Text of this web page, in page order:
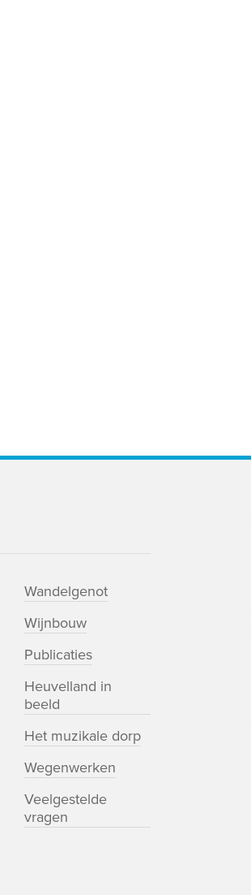
Wandelgenot
Wijnbouw
Publicaties
Heuvelland in
beeld
Het muzikale dorp
Wegenwerken
Veelgestelde
vragen